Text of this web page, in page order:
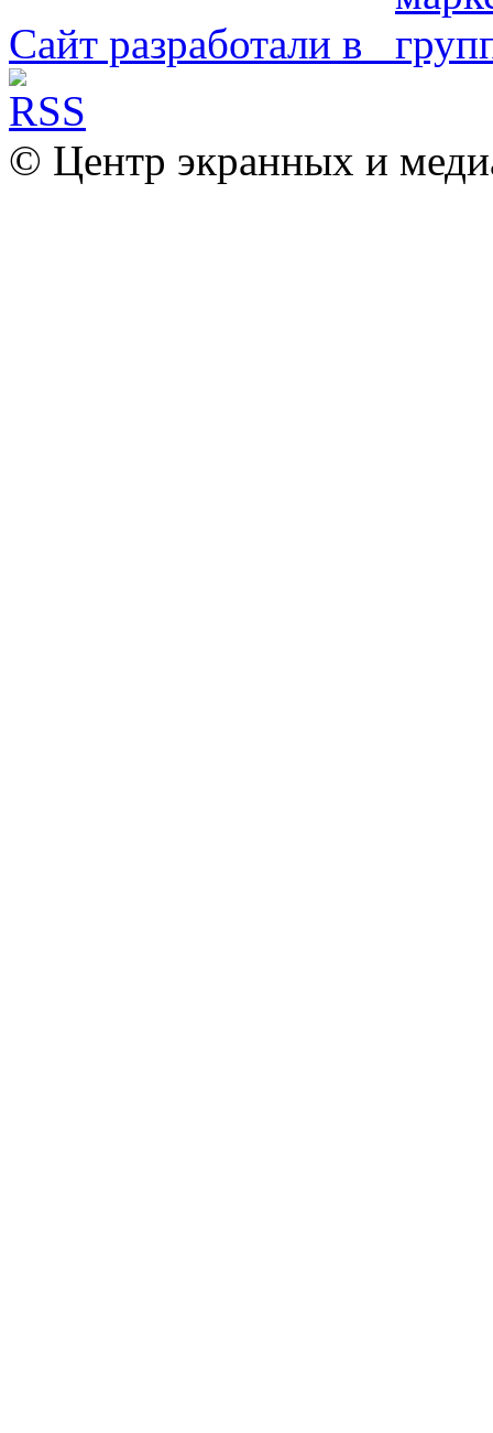
Сайт разработали в
© Центр экранных и